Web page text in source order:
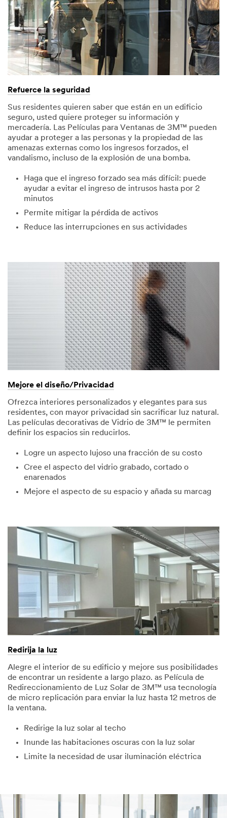
Refuerce la seguridad
Sus residentes quieren saber que están en un edificio
seguro, usted quiere proteger su información y
mercadería. Las Películas para Ventanas de 3M™ pueden
ayudar a proteger a las personas y la propiedad de las
amenazas externas como los ingresos forzados, el
vandalismo, incluso de la explosión de una bomba.
Haga que el ingreso forzado sea más difícil: puede
ayudar a evitar el ingreso de intrusos hasta por 2
minutos
Permite mitigar la pérdida de activos
Reduce las interrupciones en sus actividades
Mejore el diseño/Privacidad
Ofrezca interiores personalizados y elegantes para sus
residentes, con mayor privacidad sin sacrificar luz natural.
Las películas decorativas de Vidrio de 3M™ le permiten
definir los espacios sin reducirlos.
Logre un aspecto lujoso una fracción de su costo
Cree el aspecto del vidrio grabado, cortado o
enarenados
Mejore el aspecto de su espacio y añada su marcag
Redirija la luz
Alegre el interior de su edificio y mejore sus posibilidades
de encontrar un residente a largo plazo. as Película de
Redireccionamiento de Luz Solar de 3M™ usa tecnología
de micro replicación para enviar la luz hasta 12 metros de
la ventana.
Redirige la luz solar al techo
Inunde las habitaciones oscuras con la luz solar
Limite la necesidad de usar iluminación eléctrica